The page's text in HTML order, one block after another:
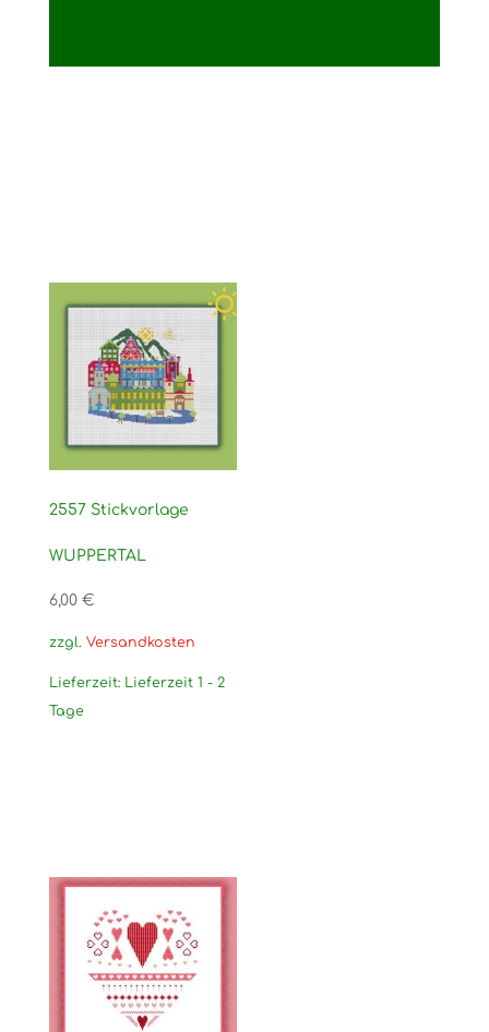
2557 Stickvorlage
WUPPERTAL
6,00 €
zzgl. Versandkosten
Lieferzeit: Lieferzeit 1 - 2
Tage